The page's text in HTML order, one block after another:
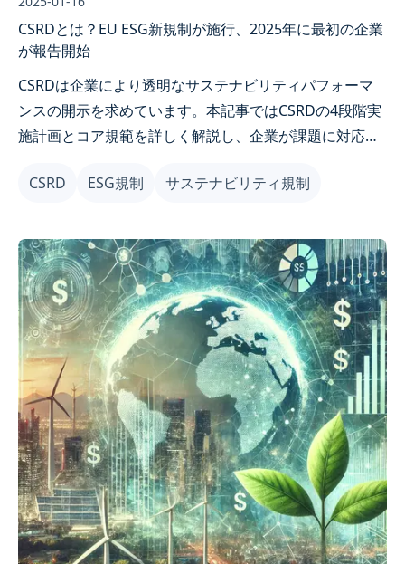
CSRDとは？EU ESG新規制が施行、2025年に最初の企業
が報告開始
CSRDは企業により透明なサステナビリティパフォーマ
ンスの開示を求めています。本記事ではCSRDの4段階実
施計画とコア規範を詳しく解説し、企業が課題に対応す
ンスフォーメーションを推進します。
CSRD ESG規制 サステナビリティ規制